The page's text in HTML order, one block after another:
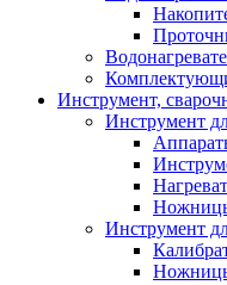
Инструмент,
Инструмент
Инструмент